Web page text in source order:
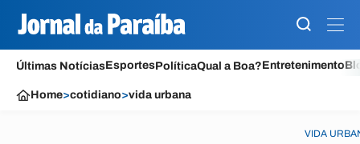
Últimas NotíciasEsportesPolíticaQual a Boa?Entretenimento
Home>cotidiano>vida urbana
VIDA